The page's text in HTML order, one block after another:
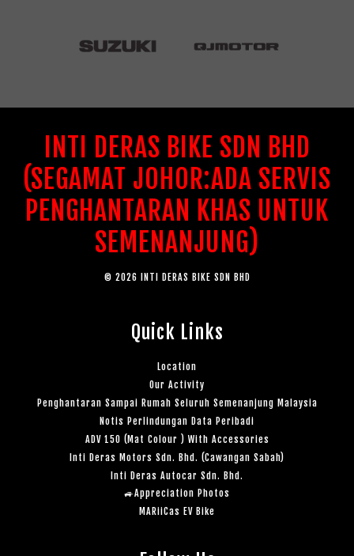
INTI DERAS BIKE SDN BHD
(SEGAMAT JOHOR:ADA SERVIS
PENGHANTARAN KHAS UNTUK
SEMENANJUNG)
© 2026 INTI DERAS BIKE SDN BHD
Quick Links
Location
Our Activity
Penghantaran Sampai Rumah Seluruh Semenanjung Malaysia
Notis Perlindungan Data Peribadi
ADV 150 (Mat Colour ) With Accessories
Inti Deras Motors Sdn. Bhd. (Cawangan Sabah)
Inti Deras Autocar Sdn. Bhd.
🚙Appreciation Photos
MARiiCas EV Bike